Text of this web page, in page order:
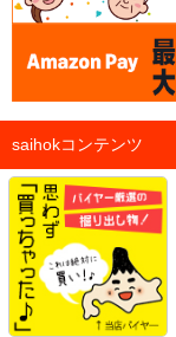
saihokコンテンツ